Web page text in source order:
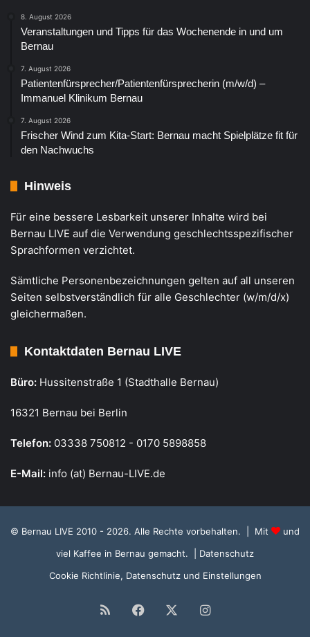
8. August 2026
Veranstaltungen und Tipps für das Wochenende in und um
Bernau
7. August 2026
Patientenfürsprecher/Patientenfürsprecherin (m/w/d) –
Immanuel Klinikum Bernau
7. August 2026
Frischer Wind zum Kita-Start: Bernau macht Spielplätze fit für
den Nachwuchs
Hinweis
Für eine bessere Lesbarkeit unserer Inhalte wird bei
Bernau LIVE auf die Verwendung geschlechtsspezifischer
Sprachformen verzichtet.
Sämtliche Personenbezeichnungen gelten auf all unseren
Seiten selbstverständlich für alle Geschlechter (w/m/d/x)
gleichermaßen.
Kontaktdaten Bernau LIVE
Büro: Hussitenstraße 1 (Stadthalle Bernau)
16321 Bernau bei Berlin
Telefon: 03338 750812 - 0170 5898858
E-Mail: info (at) Bernau-LIVE.de
© Bernau LIVE 2010 - 2026. Alle Rechte vorbehalten. | Mit
und
viel Kaffee in Bernau gemacht.
| Datenschutz
Cookie Richtlinie, Datenschutz und Einstellungen
RSS Facebook Instagram